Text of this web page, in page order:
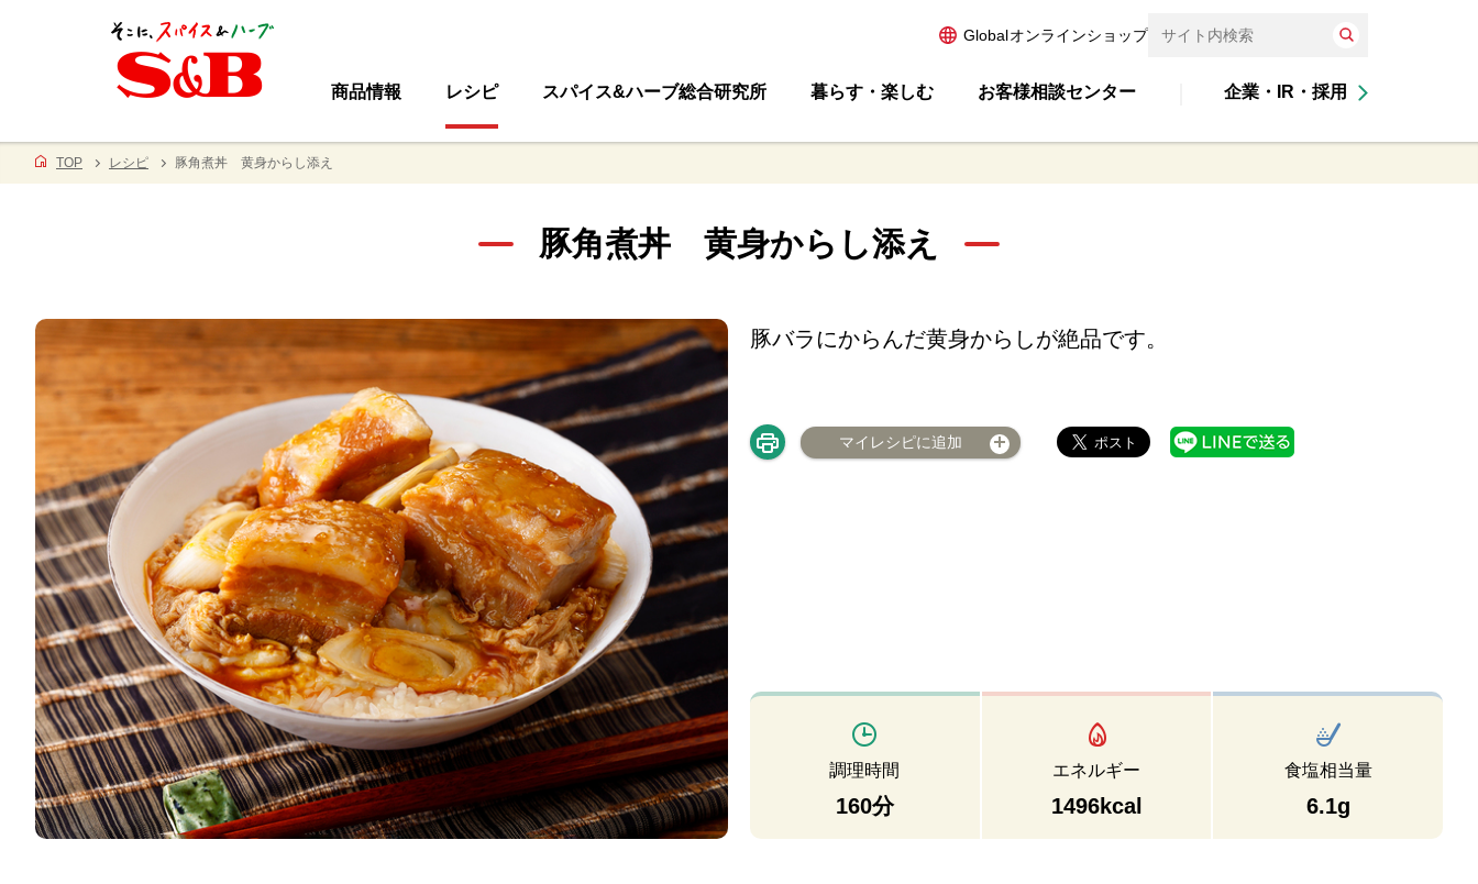
Globalオンラインショップ
商品情報 レシピ スパイス&ハーブ総合研究所 暮らす・楽しむ お客様相談センター 企業・IR・採用
TOP レシピ 豚角煮丼 黄身からし添え
豚角煮丼 黄身からし添え
豚バラにからんだ黄身からしが絶品です。
マイレシピに追加
調理時間
160分
エネルギー
1496kcal
食塩相当量
6.1g